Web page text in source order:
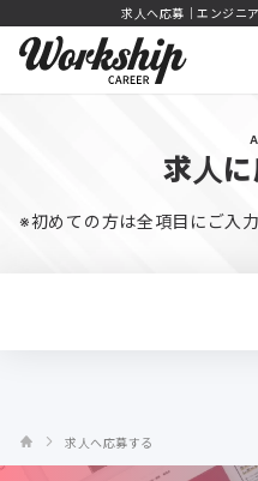
求人へ応募｜エンジニ
求人
※初めての方は全項目にご入
求人へ応募する